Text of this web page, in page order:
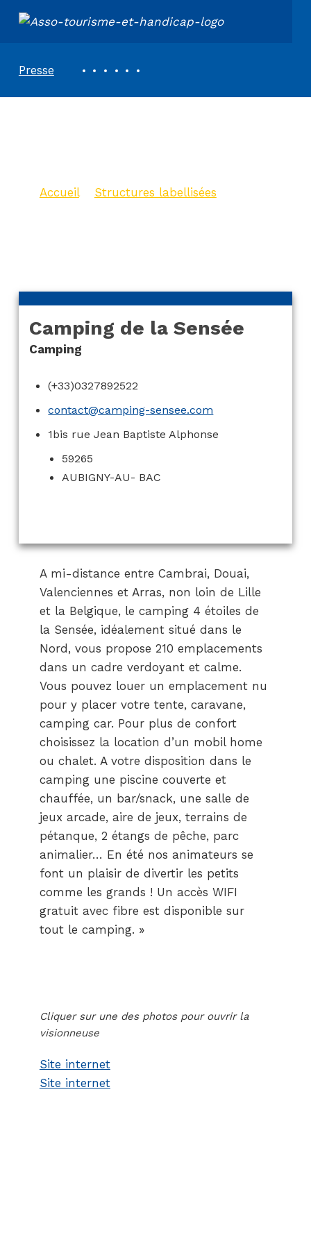
ASSOCIATION TOURISME ET HANDICAPS
Presse
Accueil> Structures labellisées
Camping de la Sensée
Camping
(+33)0327892522
contact@camping-sensee.com
1bis rue Jean Baptiste Alphonse
59265
AUBIGNY-AU- BAC
A mi-distance entre Cambrai, Douai,
Valenciennes et Arras, non loin de Lille
et la Belgique, le camping 4 étoiles de
la Sensée, idéalement situé dans le
Nord, vous propose 210 emplacements
dans un cadre verdoyant et calme.
Vous pouvez louer un emplacement nu
pour y placer votre tente, caravane,
camping car. Pour plus de confort
choisissez la location d’un mobil home
ou chalet. A votre disposition dans le
camping une piscine couverte et
chauffée, un bar/snack, une salle de
jeux arcade, aire de jeux, terrains de
pétanque, 2 étangs de pêche, parc
animalier… En été nos animateurs se
font un plaisir de divertir les petits
comme les grands ! Un accès WIFI
gratuit avec fibre est disponible sur
tout le camping. »
Cliquer sur une des photos pour ouvrir la
visionneuse
Site internet
Site internet